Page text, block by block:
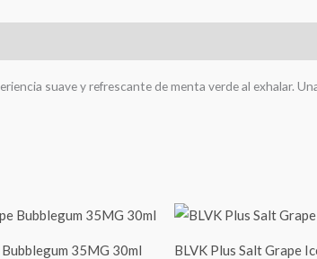
suave y refrescante de menta verde al exhalar.
35MG 30ml BLVK Plus Salt Grape